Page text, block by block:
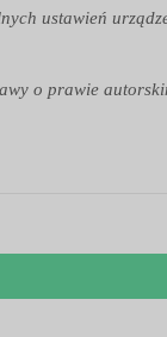
ustawień
o prawie